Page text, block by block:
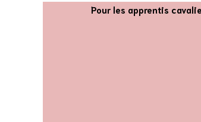
Pour les apprentis